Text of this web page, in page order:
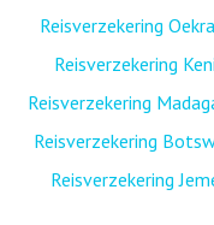
Reisverzekering
Reisverzekering
Reisverzekering
Reisverzekering
Reisverzekering